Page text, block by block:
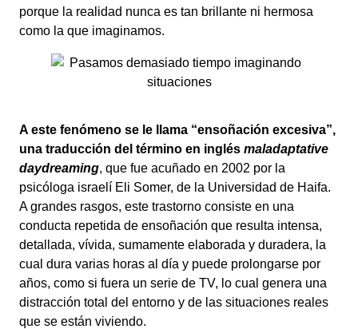
porque la realidad nunca es tan brillante ni hermosa
como la que imaginamos.
A este fenómeno se le llama “ensoñación excesiva”,
una traducción del término en inglés maladaptative
daydreaming, que fue acuñado en 2002 por la
psicóloga israelí Eli Somer, de la Universidad de Haifa.
A grandes rasgos, este trastorno consiste en una
conducta repetida de ensoñación que resulta intensa,
detallada, vívida, sumamente elaborada y duradera, la
cual dura varias horas al día y puede prolongarse por
años, como si fuera un serie de TV, lo cual genera una
distracción total del entorno y de las situaciones reales
que se están viviendo.